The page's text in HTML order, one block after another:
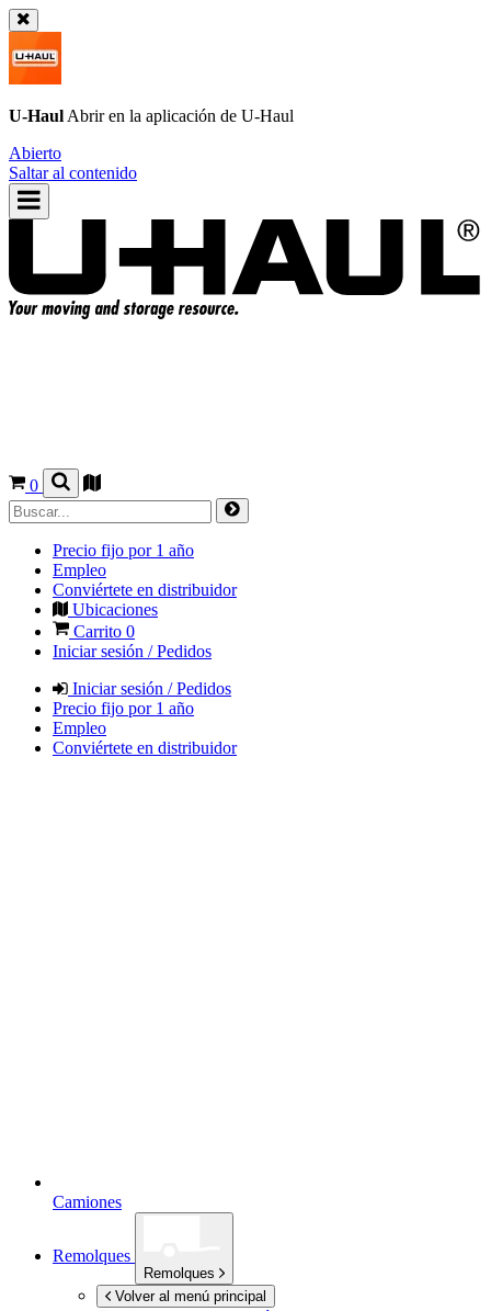
U-Haul Abrir en la aplicación de U-Haul
Abierto
Saltar al contenido
0
Precio fijo por 1 año
Empleo
Conviértete en distribuidor
Ubicaciones
Carrito 0
Iniciar sesión / Pedidos
Iniciar sesión / Pedidos
Precio fijo por 1 año
Empleo
Conviértete en distribuidor
Camiones
Remolques
Remolques
Volver al menú principal